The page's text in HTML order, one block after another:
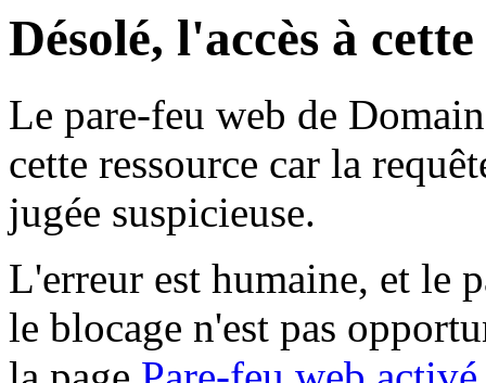
Désolé, l'accès à
Le pare-feu web de
cette ressource car la
jugée suspicieuse.
L'erreur est humaine, et le
le blocage n'est pas